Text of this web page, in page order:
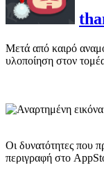
Μετά από καιρό
υλοποίηση στον
Οι δυνατότητες που
περιγραφή στο